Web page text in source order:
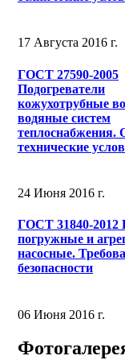
17 Августа 2016 г.
ГОСТ 27590-2005
Подогреватели
кожухотрубные
водяные систем
теплоснабжения.
технические
24 Июня 2016 г.
ГОСТ 31840-2012
погружные и
насосные.
безопасности
06 Июня 2016 г.